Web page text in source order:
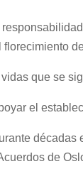
que se
el
de